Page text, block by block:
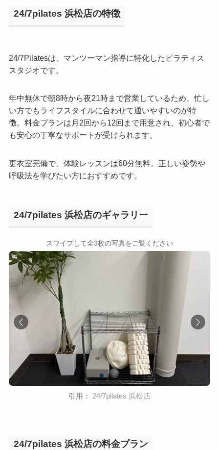
24/7pilates 浜松店の特徴
24/7Pilatesは、マンツーマン指導に特化したピラティス
スタジオです。
年中無休で朝8時から夜21時まで営業しているため、忙し
い方でもライフスタイルに合わせて通いやすいのが特
徴。料金プランは月2回から12回まで用意され、初心者で
も安心の丁寧なサポートが受けられます。
更衣室完備で、体験レッスンは60分無料。正しい姿勢や
呼吸法を学びたい方におすすめです。
24/7pilates 浜松店のギャラリー
スワイプして全3枚の写真をご覧ください
引用： 24/7pilates 浜松店
24/7pilates 浜松店の料金プラン